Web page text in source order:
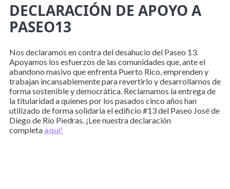
DECLARACIÓN DE APOYO A
PASEO13
Nos declaramos en contra del desahucio del Paseo 13.
Apoyamos los esfuerzos de las comunidades que, ante el
abandono masivo que enfrenta Puerto Rico, emprenden y
trabajan incansablemente para revertirlo y desarrollarnos de
forma sostenible y democrática. Reclamamos la entrega de
la titularidad a quienes por los pasados cinco años han
utilizado de forma solidaria el edificio #13 del Paseo José de
Diego de Río Piedras. ¡Lee nuestra declaración
completa aquí!